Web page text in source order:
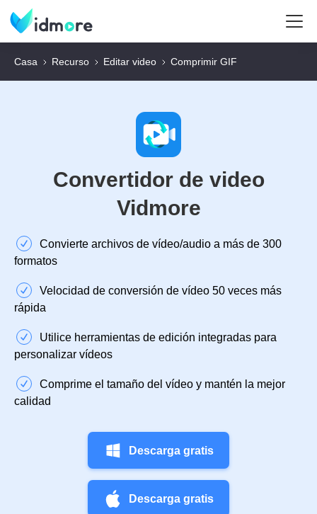
Casa Recurso Editar video Comprimir GIF
Convertidor de video
Vidmore
Convierte archivos de vídeo/audio a más de 300
formatos
Velocidad de conversión de vídeo 50 veces más
rápida
Utilice herramientas de edición integradas para
personalizar vídeos
Comprime el tamaño del vídeo y mantén la mejor
calidad
Descarga gratis
Descarga gratis